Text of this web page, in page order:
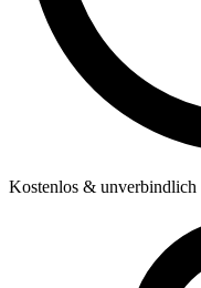
Kostenlos & unverbindlich